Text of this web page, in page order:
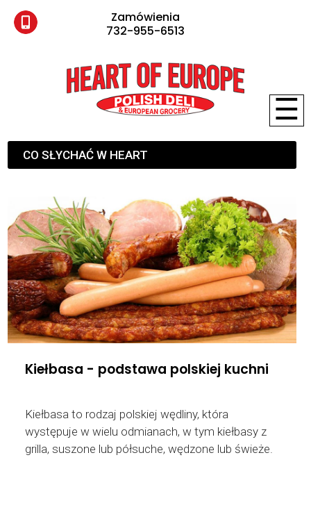
Zamówienia
732-955-6513
☰
CO SŁYCHAĆ W HEART
Kiełbasa - podstawa polskiej kuchni
Kiełbasa to rodzaj polskiej wędliny, która
występuje w wielu odmianach, w tym kiełbasy z
grilla, suszone lub półsuche, wędzone lub świeże.